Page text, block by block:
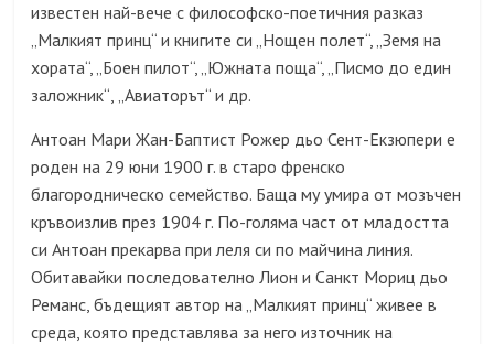
известен най-вече с философско-поетичния разказ
„Малкият принц“ и книгите си „Нощен полет“, „Земя на
хората“, „Боен пилот“, „Южната поща“, „Писмо до един
заложник“,„Авиаторът“ и др.
Антоан Мари Жан-Баптист Рожер дьо Сент-Екзюпери е
роден на 29 юни 1900 г. в старо френско
благородническо семейство. Баща му умира от мозъчен
кръвоизлив през 1904 г. По-голяма част от младостта
си Антоан прекарва при леля си по майчина линия.
Обитавайки последователно Лион и Санкт Мориц дьо
Реманс, бъдещият автор на „Малкият принц“ живее в
среда, която представлява за него източник на